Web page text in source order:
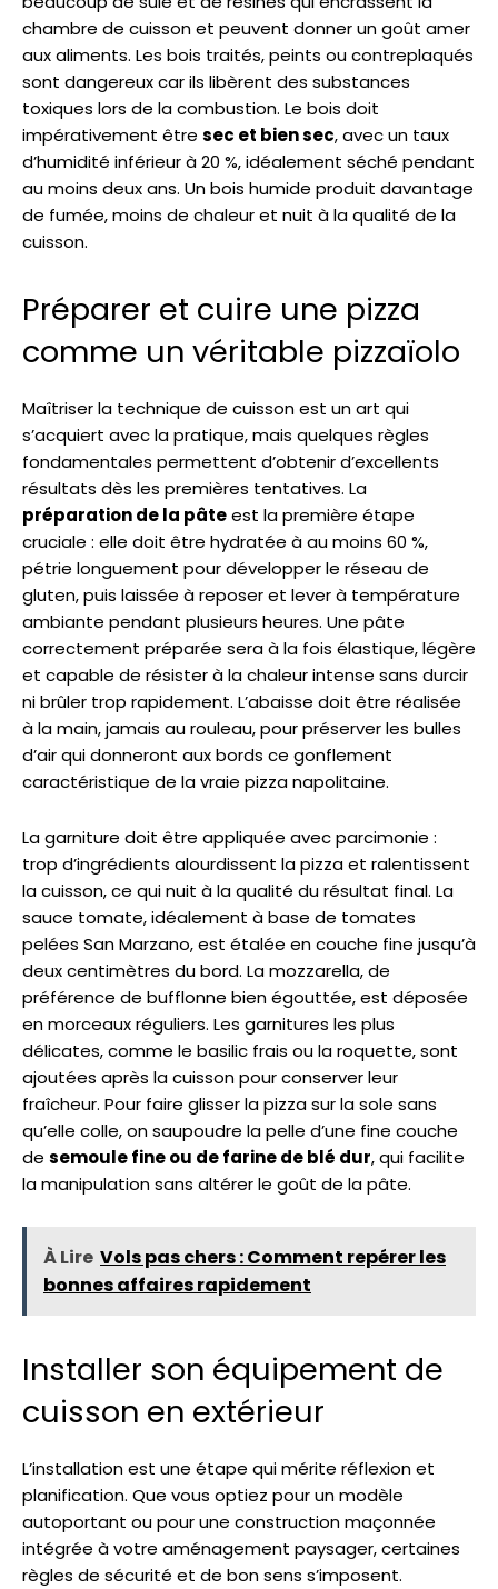
chambre de cuisson et peuvent donner un goût amer
aux aliments. Les bois traités, peints ou contreplaqués
sont dangereux car ils libèrent des substances
toxiques lors de la combustion. Le bois doit
impérativement être sec et bien sec, avec un taux
d’humidité inférieur à 20 %, idéalement séché pendant
au moins deux ans. Un bois humide produit davantage
de fumée, moins de chaleur et nuit à la qualité de la
cuisson.
Préparer et cuire une pizza
comme un véritable pizzaïolo
Maîtriser la technique de cuisson est un art qui
s’acquiert avec la pratique, mais quelques règles
fondamentales permettent d’obtenir d’excellents
résultats dès les premières tentatives. La
préparation de la pâteest la première étape
cruciale : elle doit être hydratée à au moins 60 %,
pétrie longuement pour développer le réseau de
gluten, puis laissée à reposer et lever à température
ambiante pendant plusieurs heures. Une pâte
correctement préparée sera à la fois élastique, légère
et capable de résister à la chaleur intense sans durcir
ni brûler trop rapidement. L’abaisse doit être réalisée
à la main, jamais au rouleau, pour préserver les bulles
d’air qui donneront aux bords ce gonflement
caractéristique de la vraie pizza napolitaine.
La garniture doit être appliquée avec parcimonie :
trop d’ingrédients alourdissent la pizza et ralentissent
la cuisson, ce qui nuit à la qualité du résultat final. La
sauce tomate, idéalement à base de tomates
pelées San Marzano, est étalée en couche fine jusqu’à
deux centimètres du bord. La mozzarella, de
préférence de bufflonne bien égouttée, est déposée
en morceaux réguliers. Les garnitures les plus
délicates, comme le basilic frais ou la roquette, sont
ajoutées après la cuisson pour conserver leur
fraîcheur. Pour faire glisser la pizza sur la sole sans
qu’elle colle, on saupoudre la pelle d’une fine couche
de semoule fine ou de farine de blé dur, qui facilite
la manipulation sans altérer le goût de la pâte.
À Lire Vols pas chers : Comment repérer les
bonnes affaires rapidement
Installer son équipement de
cuisson en extérieur
L’installation est une étape qui mérite réflexion et
planification. Que vous optiez pour un modèle
autoportant ou pour une construction maçonnée
intégrée à votre aménagement paysager, certaines
règles de sécurité et de bon sens s’imposent.